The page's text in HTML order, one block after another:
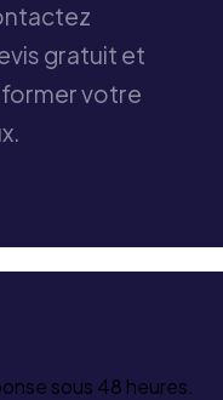
gratuit et
votre
sous 48 heures.